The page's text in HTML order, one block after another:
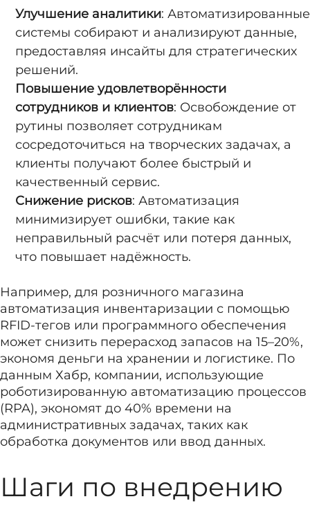
Улучшение аналитики: Автоматизированные
системы собирают и анализируют данные,
предоставляя инсайты для стратегических
решений.
Повышение удовлетворённости
сотрудников и клиентов: Освобождение от
рутины позволяет сотрудникам
сосредоточиться на творческих задачах, а
клиенты получают более быстрый и
качественный сервис.
Снижение рисков: Автоматизация
минимизирует ошибки, такие как
неправильный расчёт или потеря данных,
что повышает надёжность.
Например, для розничного магазина
автоматизация инвентаризации с помощью
RFID-тегов или программного обеспечения
может снизить перерасход запасов на 15–20%,
экономя деньги на хранении и логистике. По
данным Хабр, компании, использующие
роботизированную автоматизацию процессов
(RPA), экономят до 40% времени на
административных задачах, таких как
обработка документов или ввод данных.
Шаги по внедрению